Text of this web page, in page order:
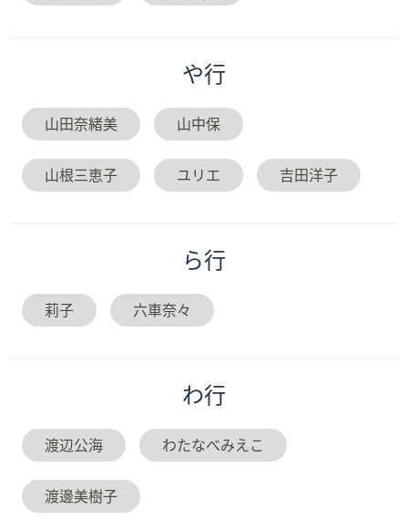
や行
山田奈緒美 山中保
山根三恵子 ユリエ 吉田洋子
ら行
莉子 六車奈々
わ行
渡辺公海 わたなべみえこ
渡邊美樹子